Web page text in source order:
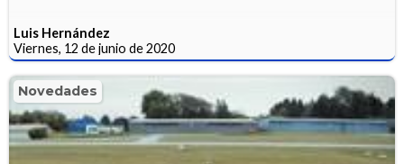
Luis Hernández
Viernes, 12 de junio de 2020
Novedades